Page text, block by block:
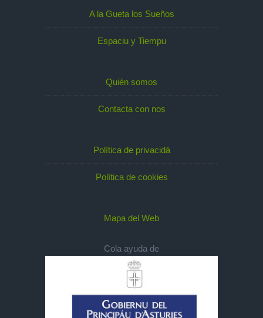
A la Gueta los Sueños
Espaciu y Tiempu
Quién somos
Contacta con nos
Política de privacidá
Política de cookies
Mapa del Web
Cola ayuda de